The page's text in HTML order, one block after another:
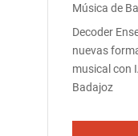
Música de
Decoder
nuevas
musical con
Badajoz